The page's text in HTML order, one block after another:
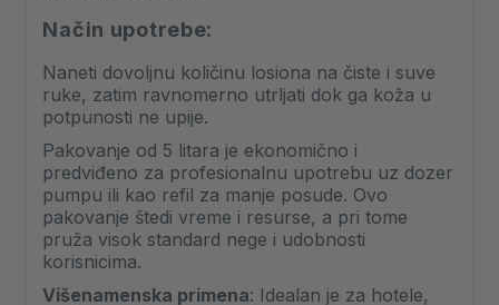
Način upotrebe:
Naneti dovoljnu količinu losiona na čiste i suve
ruke, zatim ravnomerno utrljati dok ga koža u
potpunosti ne upije.
Pakovanje od 5 litara je ekonomično i
predviđeno za profesionalnu upotrebu uz dozer
pumpu ili kao refil za manje posude. Ovo
pakovanje štedi vreme i resurse, a pri tome
pruža visok standard nege i udobnosti
korisnicima.
Višenamenska primena: Idealan je za hotele,